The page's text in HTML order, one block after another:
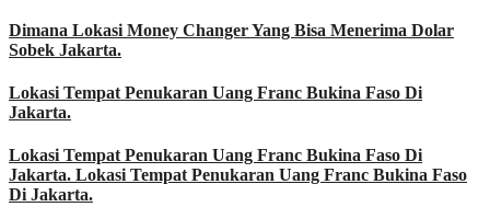
Dimana Lokasi Money Changer Yang Bisa Menerima Dolar
Sobek Jakarta.
Lokasi Tempat Penukaran Uang Franc Bukina Faso Di
Jakarta.
Lokasi Tempat Penukaran Uang Franc Bukina Faso Di
Jakarta. Lokasi Tempat Penukaran Uang Franc Bukina Faso
Di Jakarta.